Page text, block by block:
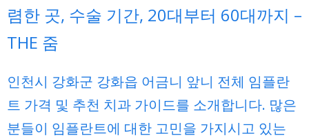
렴한 곳, 수술 기간, 20대부터 60대까지 –
THE 줌
인천시 강화군 강화읍 어금니 앞니 전체 임플란
트 가격 및 추천 치과 가이드를 소개합니다. 많은
분들이 임플란트에 대한 고민을 가지시고 있는